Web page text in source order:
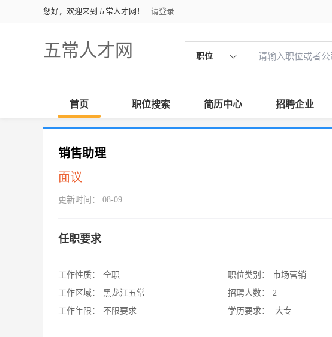
您好，欢迎来到五常人才网！ 请登录
五常人才网 职位
首页 职位搜索 简历中心 招聘企业
销售助理
面议
更新时间： 08-09
任职要求
工作性质：
全职
工作区域：
黑龙江五常
工作年限：
不限要求
职位类别：
市场营销
招聘人数：
2
学历要求：
大专